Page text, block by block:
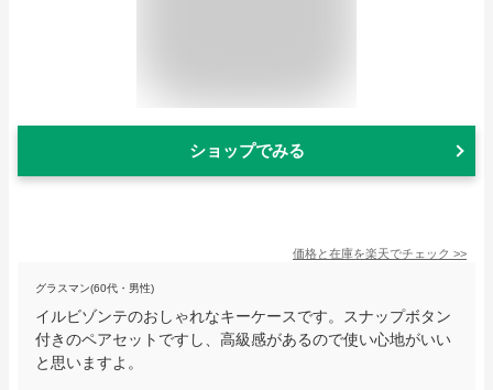
ショップでみる
価格と在庫を楽天でチェック >>
グラスマン(60代・男性)
イルビゾンテのおしゃれなキーケースです。スナップボタン
付きのペアセットですし、高級感があるので使い心地がいい
と思いますよ。